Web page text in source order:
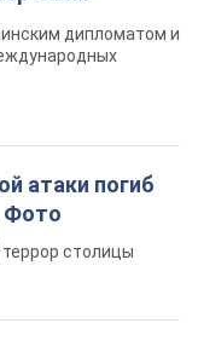
дипломатом и
атаки погиб
Фото
столицы